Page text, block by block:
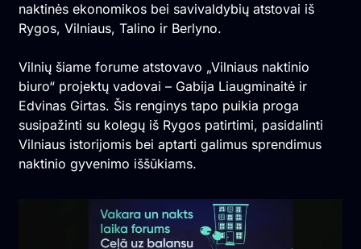
naktinės ekonomikos bei savivaldybių atstovai iš
Rygos, Vilniaus, Talino ir Berlyno.
Vilnių šiame forume atstovavo „Vilniaus naktinio
biuro“ projektų vadovai – Gabija Liaugminaitė ir
Edvinas Girtas. Šis renginys tapo puikia proga
susipažinti su kolegų iš Rygos patirtimi, pasidalinti
Vilniaus istorijomis bei aptarti galimus sprendimus
naktinio gyvenimo iššūkiams.